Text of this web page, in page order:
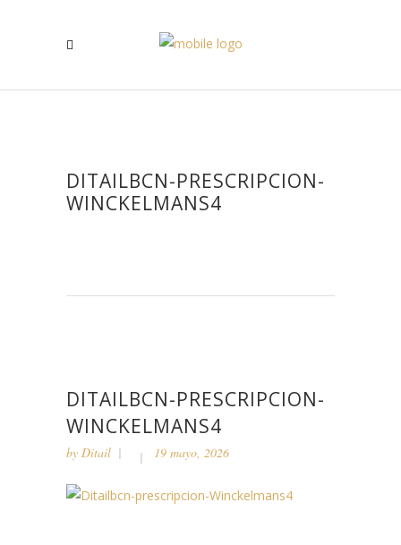
DITAILBCN-PRESCRIPCION-
WINCKELMANS4
DITAILBCN-PRESCRIPCION-
WINCKELMANS4
by Ditail 19 mayo, 2026